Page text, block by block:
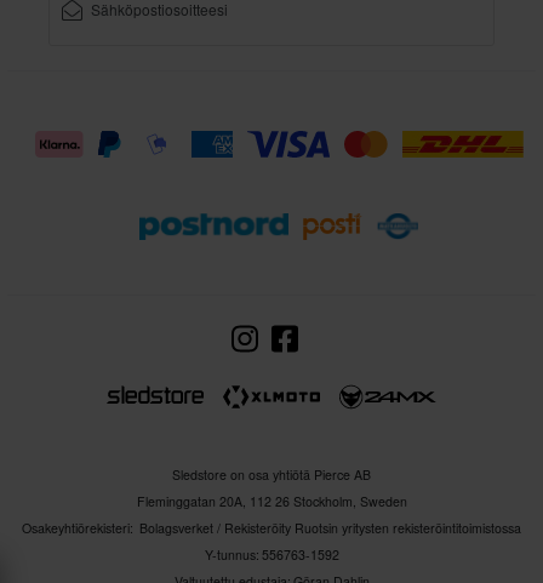
Sledstore on osa yhtiötä Pierce AB
Fleminggatan 20A, 112 26 Stockholm, Sweden
Osakeyhtiörekisteri: Bolagsverket / Rekisteröity Ruotsin yritysten rekisteröintitoimistossa
Y-tunnus: 556763-1592